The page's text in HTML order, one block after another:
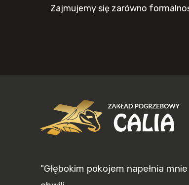
Zajmujemy się zarówno
"Głębokim pokojem napełnia